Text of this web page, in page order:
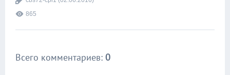
865
Всего комментариев: 0